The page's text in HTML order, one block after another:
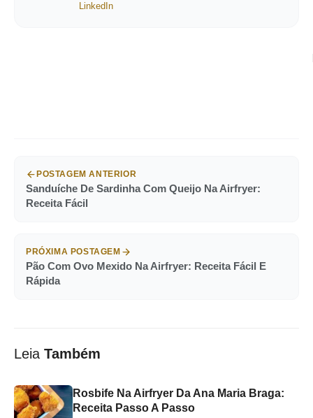
LinkedIn
POSTAGEM ANTERIOR
Sanduíche De Sardinha Com Queijo Na Airfryer:
Receita Fácil
PRÓXIMA POSTAGEM
Pão Com Ovo Mexido Na Airfryer: Receita Fácil E
Rápida
Leia Também
Rosbife Na Airfryer Da Ana Maria Braga:
Receita Passo A Passo